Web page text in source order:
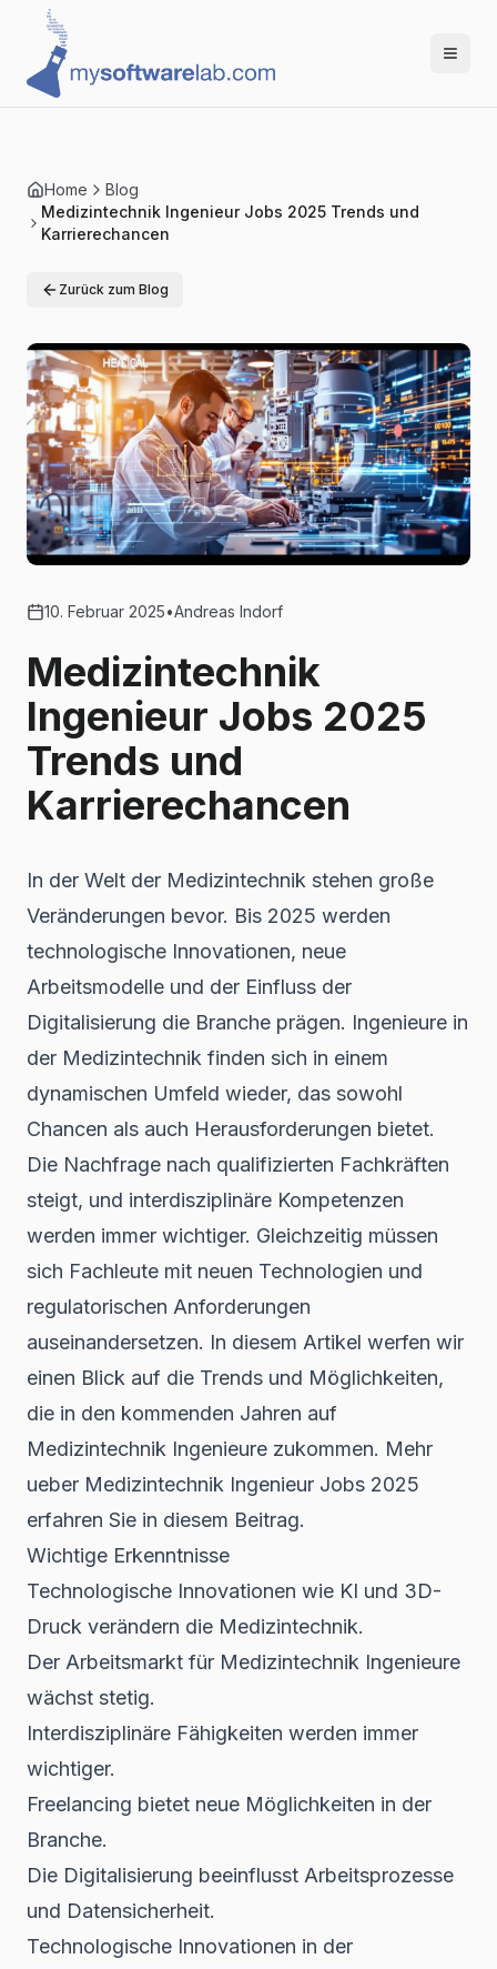
Home
Blog
Medizintechnik Ingenieur Jobs 2025 Trends und
Karrierechancen
Zurück zum Blog
10. Februar 2025•Andreas Indorf
Medizintechnik
Ingenieur Jobs 2025
Trends und
Karrierechancen
In der Welt der Medizintechnik stehen große
Veränderungen bevor. Bis 2025 werden
technologische Innovationen, neue
Arbeitsmodelle und der Einfluss der
Digitalisierung die Branche prägen. Ingenieure in
der Medizintechnik finden sich in einem
dynamischen Umfeld wieder, das sowohl
Chancen als auch Herausforderungen bietet.
Die Nachfrage nach qualifizierten Fachkräften
steigt, und interdisziplinäre Kompetenzen
werden immer wichtiger. Gleichzeitig müssen
sich Fachleute mit neuen Technologien und
regulatorischen Anforderungen
auseinandersetzen. In diesem Artikel werfen wir
einen Blick auf die Trends und Möglichkeiten,
die in den kommenden Jahren auf
Medizintechnik Ingenieure zukommen. Mehr
ueber Medizintechnik Ingenieur Jobs 2025
erfahren Sie in diesem Beitrag.
Wichtige Erkenntnisse
Technologische Innovationen wie KI und 3D-
Druck verändern die Medizintechnik.
Der Arbeitsmarkt für Medizintechnik Ingenieure
wächst stetig.
Interdisziplinäre Fähigkeiten werden immer
wichtiger.
Freelancing bietet neue Möglichkeiten in der
Branche.
Die Digitalisierung beeinflusst Arbeitsprozesse
und Datensicherheit.
Technologische Innovationen in der